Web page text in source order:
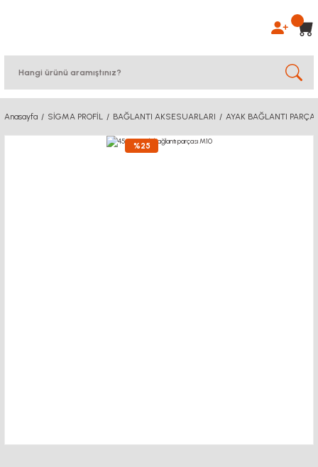
Anasayfa SİGMA PROFİL BAĞLANTI AKSESUARLARI AYAK BAĞLANTI
%25